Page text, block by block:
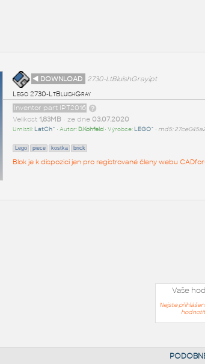
◄ DOWNLOAD
2730-LtBluishGray.ipt
Lego 2730-LtBluishGray
Inventor part IPT2016
Velikost 1,83MB• ze dne 03.07.2020
Umístil: LatCh^ • Autor: D.Kohfeld• Výrobce: LEGO^ • md5:
Lego piece kostka brick
Blok je k dispozici jen pro registrované členy webu
Vaše
Nejste